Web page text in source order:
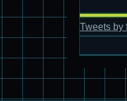
Tweets by